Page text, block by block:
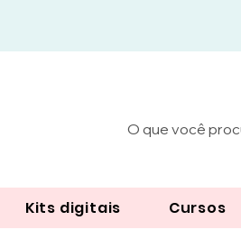
Kits digitais Cursos